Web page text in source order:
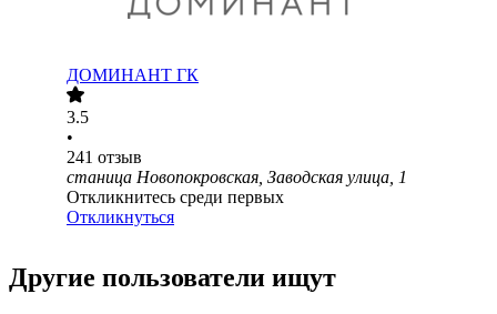
ДОМИНАНТ ГК
3.5
•
241 отзыв
станица Новопокровская, Заводская улица, 1
Откликнитесь среди первых
Откликнуться
Другие пользователи ищут